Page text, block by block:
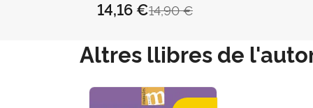
14,90 €
14,16 €
Altres llibres de